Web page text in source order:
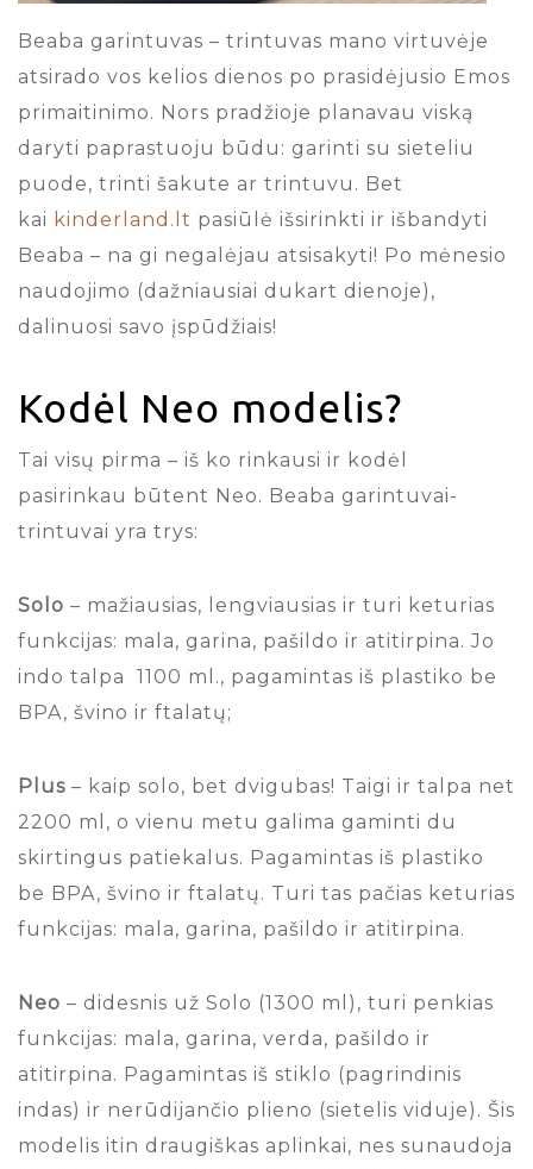
Beaba garintuvas – trintuvas mano virtuvėje
atsirado vos kelios dienos po prasidėjusio Emos
primaitinimo. Nors pradžioje planavau viską
daryti paprastuoju būdu: garinti su sieteliu
puode, trinti šakute ar trintuvu. Bet
kai kinderland.lt pasiūlė išsirinkti ir išbandyti
Beaba – na gi negalėjau atsisakyti! Po mėnesio
naudojimo (dažniausiai dukart dienoje),
dalinuosi savo įspūdžiais!
Kodėl Neo modelis?
Tai visų pirma – iš ko rinkausi ir kodėl
pasirinkau būtent Neo. Beaba garintuvai-
trintuvai yra trys:
Solo – mažiausias, lengviausias ir turi keturias
funkcijas: mala, garina, pašildo ir atitirpina. Jo
indo talpa 1100 ml., pagamintas iš plastiko be
BPA, švino ir ftalatų;
Plus – kaip solo, bet dvigubas! Taigi ir talpa net
2200 ml, o vienu metu galima gaminti du
skirtingus patiekalus. Pagamintas iš plastiko
be BPA, švino ir ftalatų. Turi tas pačias keturias
funkcijas: mala, garina, pašildo ir atitirpina.
Neo – didesnis už Solo (1300 ml), turi penkias
funkcijas: mala, garina, verda, pašildo ir
atitirpina. Pagamintas iš stiklo (pagrindinis
indas) ir nerūdijančio plieno (sietelis viduje). Šis
modelis itin draugiškas aplinkai, nes sunaudoja